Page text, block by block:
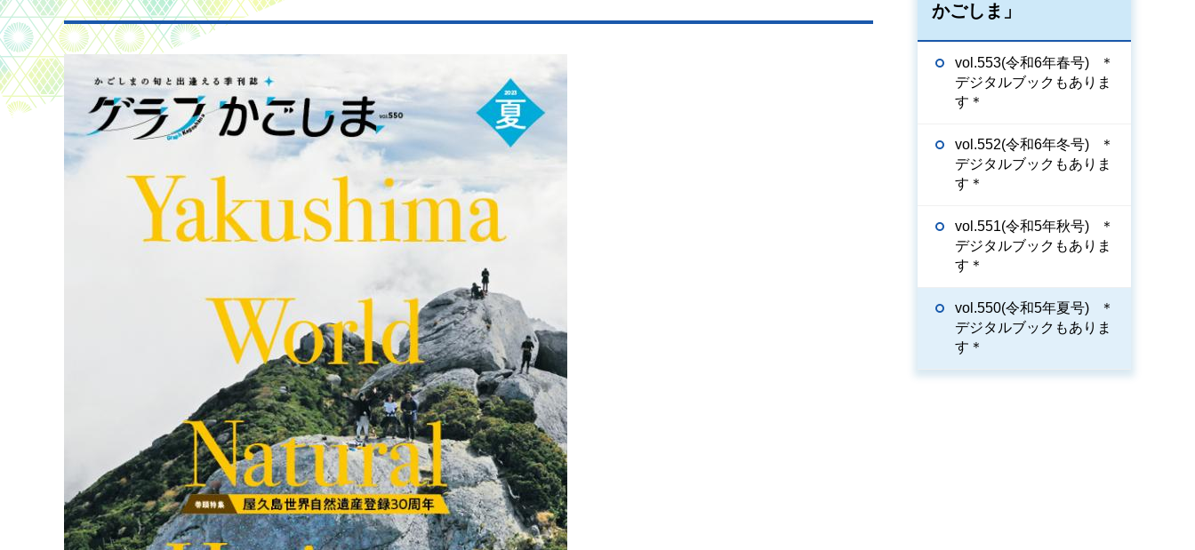
かごしま」
vol.553(令和6年春号) ＊
デジタルブックもありま
す＊
vol.552(令和6年冬号) ＊
デジタルブックもありま
す＊
vol.551(令和5年秋号) ＊
デジタルブックもありま
す＊
vol.550(令和5年夏号) ＊
デジタルブックもありま
す＊